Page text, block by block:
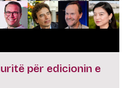
për edicionin e